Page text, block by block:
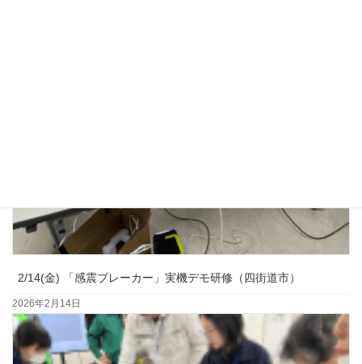
2/14(金) 「感震ブレーカー」実機デモ研修（四街道市）
2026年2月14日